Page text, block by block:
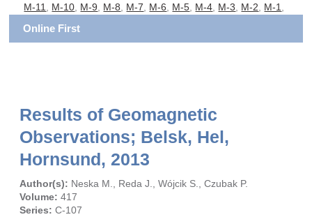
M-11
M-10 M-9 M-8 M-7 M-6 M-5 M-4 M-3 M-2 M-1
Online First
Results of Geomagnetic
Observations; Belsk, Hel,
Hornsund, 2013
Author(s): Neska M. Reda J. ,Wójcik S. ,Czubak P.
Volume: 417
Series: C-107